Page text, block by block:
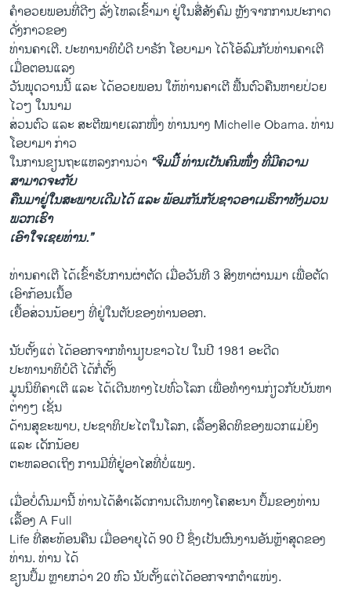
ຄຳ​ອວຍພອນ​ທີ່​ດີໆ ລັ່ງ​ໄຫລ​ເຂົ້າມາ ຢູ່​ໃນ​ສື່​ສັງຄົມ ຫຼັງຈາກການ​ປະກາດ
ດັ່ງ​ກາວ​ຂອງ​
ທ່ານຄາ​ເຕີ. ປະທານາທິບໍດີ ບາຣັກ ​ໂອ​ບາ​ມາ ​ໄດ້​ໂອ້​ລົມ​ກັບ​ທ່ານຄາ​ເຕີ ​
ເມື່ອ​ຕອນ​ແລງ
​ວັນ​ພຸດ​ວານ​ນີ້ ​ແລະ ​ໄດ້​ອວຍພອນ ​ໃຫ້​ທ່ານ​ຄາ​ເຕີ ຟື້ນ​ຕົວ​ຄືນຫາຍ​ປ່ວຍ
ໄວໆ ​ໃນ​ນາມ​
ສ່ວນ​ຕົວ ​ແລະ ສະຕີ​ໝາຍ​ເລກ​ໜຶ່ງ ທ່ານ​ນາງ Michelle Obama. ທ່ານ​
ໂອ​ບາ​ມາ ​ກ່າວ
​ໃນ​ການ​ຂຽນ​ຖະ​ແຫລ​ງການວ່າ “ຈິ​ມມີ້ ທ່ານ​ເປັນ​ຄົນໜຶ່ງ ​ທີ່​ມີ​ຄວາມ​
ສາມາດ​ຈະ​ກັບ​
ຄືນ​ມາ​ຢູ່​ໃນ​ສະພາບ​ເດີມ​ໄດ້ ​ແລະ ພ້ອມ​ກັນ​ກັບ​ຊາວ​ອາ​ເມຣິກາ​ທັງ​ມວນ
ພວກ​ເຮົາ
ເອົາ​ໃຈເຊຍ​ທ່ານ.”
ທ່ານ​ຄາ​ເຕີ ​ໄດ້​ເຂົ້າຮັບ​ການຜ່າຕັດ ​ເມື່ອ​ວັນ​ທີ 3 ສິງຫາ​ຜ່ານ​ມາ ​ເພື່ອ​ຕັດ​
ເອົາກ້ອນເນື້ອ​
ເຍື້ອສ່ວນນ້ອຍໆ ທີ່ຢູ່​ໃນ​ຕັບ​ຂອງ​ທ່ານ​ອອກ.
ນັບ​ຕັ້ງ​ແຕ່ ​ໄດ້​ອອກ​ຈາກ​ທຳນຽບຂາວ​ໄປ ​ໃນ​ປີ 1981 ອະດີດ​
ປະທານາທິບໍດີ ​ໄດ້​ກໍ່ຕັ້ງ
ມູນ​ນິທິຄາ​ເຕີ ​ແລະ ​ໄດ້​ເດີນທາງ​ໄປ​ທົ່ວ​ໂລກ ​ເພື່ອ​ທຳ​ງານ​ກ່ຽວ​ກັບ​ບັນຫາ​
ຕ່າງໆ ​ເຊັ່ນ
ດ້ານ​ສຸຂະພາບ, ປະຊາທິປະ​ໄຕ​ໃນ​ໂລກ, ​ເລື້ອງສິດທິ​ຂອງ​ພວກແມ່ຍິງ ​
ແລະ ​ເດັກ​ນ້ອຍ
ຕະຫລອດ​ເຖິງ​ ການ​ມີ​ທີ່ຢູ່​ອາ​ໄສ​ທີ່​ບໍ່​ແພງ.
​ເມື່ອ​ບໍ່​ດົນ​ມາ​ນີ້ ທ່ານ​ໄດ້​ສຳ​ເລັດ​ການ​ເດີນທາງ​ໂຄສະນາ ປຶ້ມຂອງ​ທ່ານ ​
ເລື້ອງ A Full
Life ທີ່​ສະທ້ອນ​ຄືນ ເມື່ອ​ອາຍຸ​ໄດ້ 90 ປີ ຊຶ່ງ​ເປັນ​ຜົນງານ​ອັນຫຼ້າສຸດ​ຂອງ
ທ່ານ. ທ່ານ ​ໄດ້​
ຂຽນ​ປຶ້ມ ຫຼາຍກວ່າ 20 ຫົວ ນັບ​ຕັ້ງ​ແຕ່​ໄດ້​ອອກ​ຈາກ​ຕຳ​ແໜ່​ງ.